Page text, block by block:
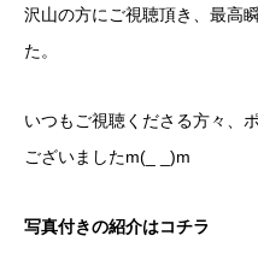
沢山の方にご視聴頂き、最高
た。
いつもご視聴くださる方々、
ございましたm(_ _)m
写真付きの紹介はコチラ